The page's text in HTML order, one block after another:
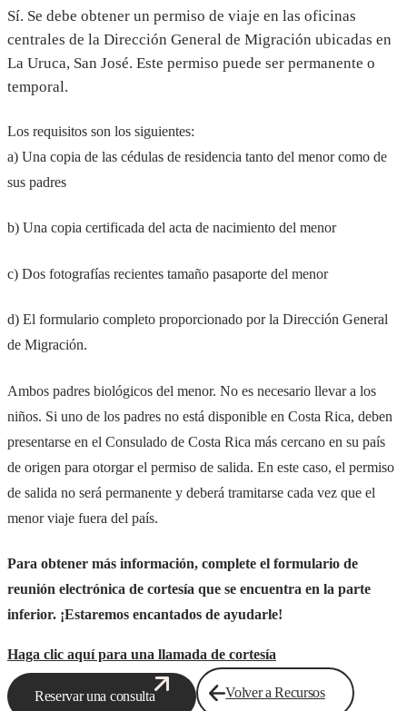
Sí. Se debe obtener un permiso de viaje en las oficinas
centrales de la Dirección General de Migración ubicadas en
La Uruca, San José. Este permiso puede ser permanente o
temporal.
Los requisitos son los siguientes:
a) Una copia de las cédulas de residencia tanto del menor como de
sus padres
b) Una copia certificada del acta de nacimiento del menor
c) Dos fotografías recientes tamaño pasaporte del menor
d) El formulario completo proporcionado por la Dirección General
de Migración.
Ambos padres biológicos del menor. No es necesario llevar a los
niños. Si uno de los padres no está disponible en Costa Rica, deben
presentarse en el Consulado de Costa Rica más cercano en su país
de origen para otorgar el permiso de salida. En este caso, el permiso
de salida no será permanente y deberá tramitarse cada vez que el
menor viaje fuera del país.
Para obtener más información, complete el formulario de
reunión electrónica de cortesía que se encuentra en la parte
inferior. ¡Estaremos encantados de ayudarle!
Haga clic aquí para una llamada de cortesía
Reservar una consulta Volver a Recursos